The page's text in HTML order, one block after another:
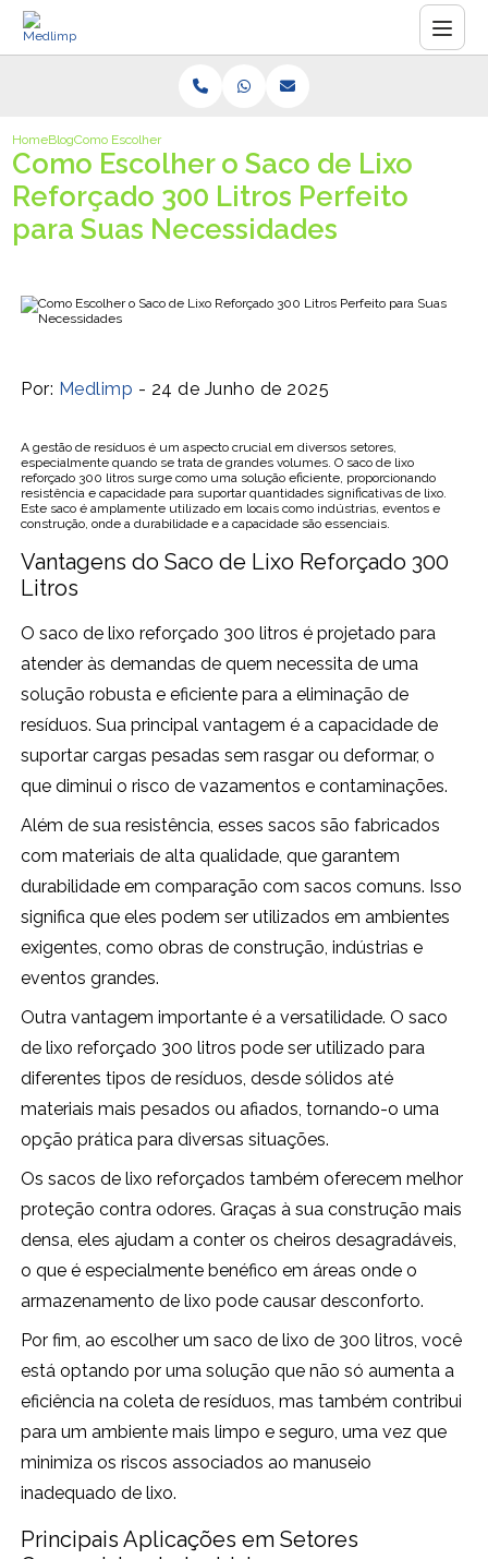
HomeBlogComo Escolher o Saco de Lixo Reforçado 300 Litros Perfeito para
Como Escolher o Saco de Lixo
Reforçado 300 Litros Perfeito
para Suas Necessidades
Por: Medlimp - 24 de Junho de 2025
A gestão de resíduos é um aspecto crucial em diversos setores,
especialmente quando se trata de grandes volumes. O saco de lixo
reforçado 300 litros surge como uma solução eficiente, proporcionando
resistência e capacidade para suportar quantidades significativas de lixo.
Este saco é amplamente utilizado em locais como indústrias, eventos e
construção, onde a durabilidade e a capacidade são essenciais.
Vantagens do Saco de Lixo Reforçado 300
Litros
O saco de lixo reforçado 300 litros é projetado para
atender às demandas de quem necessita de uma
solução robusta e eficiente para a eliminação de
resíduos. Sua principal vantagem é a capacidade de
suportar cargas pesadas sem rasgar ou deformar, o
que diminui o risco de vazamentos e contaminações.
Além de sua resistência, esses sacos são fabricados
com materiais de alta qualidade, que garantem
durabilidade em comparação com sacos comuns. Isso
significa que eles podem ser utilizados em ambientes
exigentes, como obras de construção, indústrias e
eventos grandes.
Outra vantagem importante é a versatilidade. O saco
de lixo reforçado 300 litros pode ser utilizado para
diferentes tipos de resíduos, desde sólidos até
materiais mais pesados ou afiados, tornando-o uma
opção prática para diversas situações.
Os sacos de lixo reforçados também oferecem melhor
proteção contra odores. Graças à sua construção mais
densa, eles ajudam a conter os cheiros desagradáveis,
o que é especialmente benéfico em áreas onde o
armazenamento de lixo pode causar desconforto.
Por fim, ao escolher um saco de lixo de 300 litros, você
está optando por uma solução que não só aumenta a
eficiência na coleta de resíduos, mas também contribui
para um ambiente mais limpo e seguro, uma vez que
minimiza os riscos associados ao manuseio
inadequado de lixo.
Principais Aplicações em Setores